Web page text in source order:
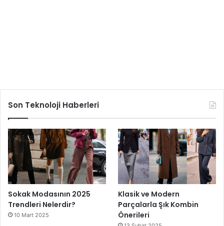
Son Teknoloji Haberleri
Sokak Modasının 2025
Trendleri Nelerdir?
10 Mart 2025
Klasik ve Modern
Parçalarla Şık Kombin
Önerileri